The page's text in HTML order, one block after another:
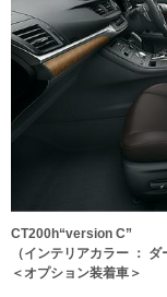
CT200h“version C”
（インテリアカラー ：
＜オプション装着車＞